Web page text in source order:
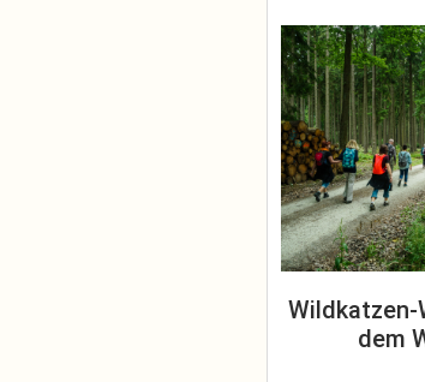
dem